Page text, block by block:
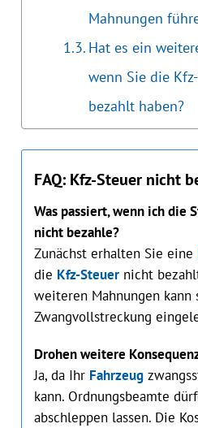
Mahnungen
Hat es ein
wenn Sie die
bezahlt haben?
FAQ: Kfz-Steuer nicht
Was passiert, wenn ich die
nicht bezahle?
Zunächst erhalten Sie eine
die Kfz-Steuernicht
weiteren Mahnungen kann
Zwangvollstreckung
Drohen weitere
Ja, da Ihr Fahrzeug
kann. Ordnungsbeamte
abschleppen lassen. Die